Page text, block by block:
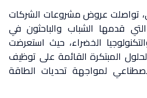
تواصلت عروض مشروعات الشركات
التي قدمها الشباب والباحثون في
الخضراء، حيث استعرضت
المبتكرة القائمة على توظيف
لمواجهة تحديات الطاقة